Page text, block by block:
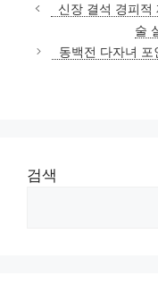
신장 결석 경피적
술
동백전 다자녀
검색